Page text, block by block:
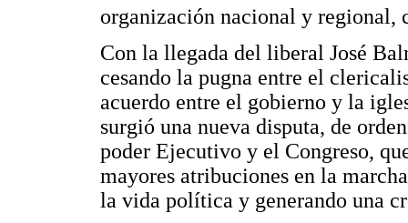
organización nacional y regional,
Con la llegada del liberal José
cesando la pugna entre el
acuerdo entre el gobierno y la
surgió una nueva disputa, de
poder Ejecutivo y el Congreso,
mayores atribuciones en la
la vida política y generando una